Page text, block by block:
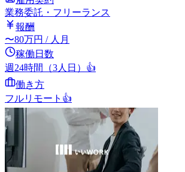
業務委託・フリーランス
報酬
〜80万円 / 人月
稼働日数
週24時間（3人日） 👍
働き方
フルリモート 👍